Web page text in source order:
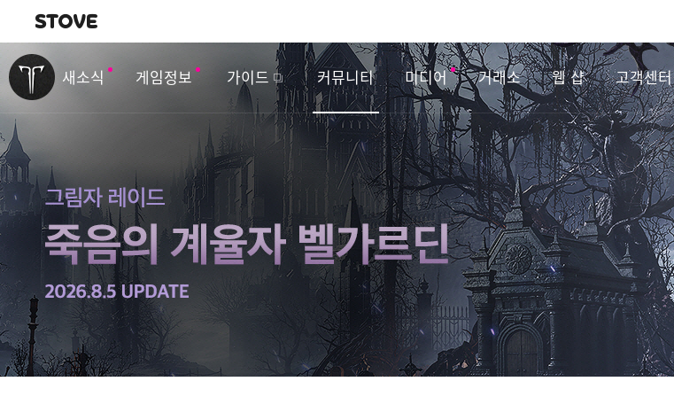
내비게이션
새소식 게임정보 가이드 커뮤니티 미디어 거래소 웹 샵 고객센터
벤
트
&
업
데
이
트